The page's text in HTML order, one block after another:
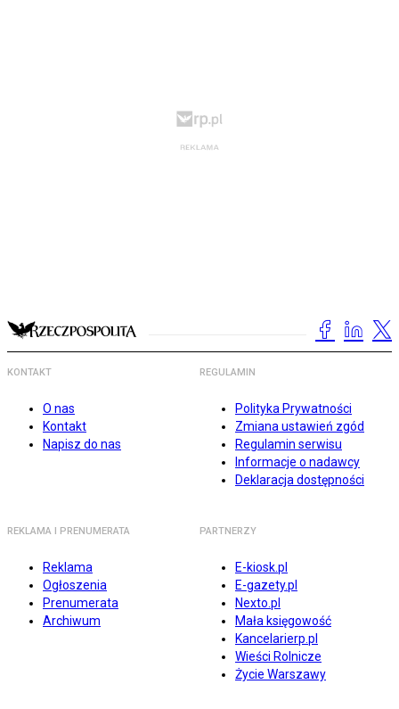
KONTAKT
O nas
Kontakt
Napisz do nas
REGULAMIN
Polityka Prywatności
Zmiana ustawień zgód
Regulamin serwisu
Informacje o nadawcy
Deklaracja dostępności
REKLAMA I PRENUMERATA
Reklama
Ogłoszenia
Prenumerata
Archiwum
PARTNERZY
E-kiosk.pl
E-gazety.pl
Nexto.pl
Mała księgowość
Kancelarierp.pl
Wieści Rolnicze
Życie Warszawy